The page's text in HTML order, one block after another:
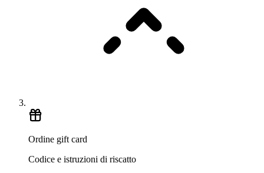
Ordine gift card
Codice e istruzioni di riscatto